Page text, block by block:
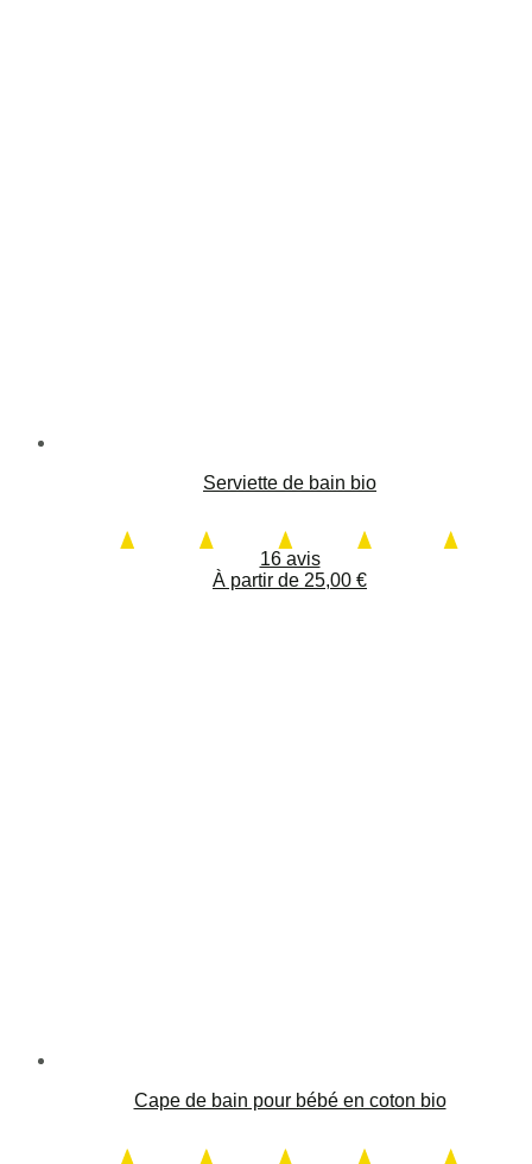
Serviette de bain bio
16 avis
À partir de 25,00 €
Cape de bain pour bébé en coton bio